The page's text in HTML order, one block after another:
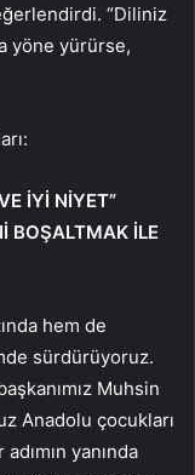
“Diliniz
yöne yürürse,
İYİ NİYET”
BOŞALTMAK İLE
hem de
sürdürüyoruz.
Muhsin
Anadolu çocukları
yanında